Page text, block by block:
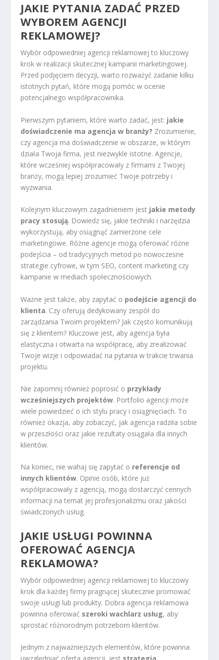
JAKIE PYTANIA ZADAĆ PRZED
WYBOREM AGENCJI
REKLAMOWEJ?
Wybór odpowiedniej agencji reklamowej to kluczowy
krok w realizacji skutecznej kampanii marketingowej.
Przed podjęciem decyzji, warto rozważyć zadanie kilku
istotnych pytań, które mogą pomóc w ocenie
potencjalnego współpracownika.
Pierwszym pytaniem, które warto zadać, jest: jakie
doświadczenie ma agencja w branży? Zrozumienie,
czy agencja ma doświadczenie w obszarze, w którym
działa Twoja firma, jest niezwykle istotne. Agencje,
które wcześniej współpracowały z firmami z Twojej
branży, mogą lepiej zrozumieć Twoje potrzeby i
wyzwania.
Kolejnym kluczowym zagadnieniem jest jakie metody
pracy stosują. Dowiedz się, jakie techniki i narzędzia
wykorzystują, aby osiągnąć zamierzone cele
marketingowe. Różne agencje mogą oferować różne
podejścia – od tradycyjnych metod po nowoczesne
strategie cyfrowe, w tym SEO, content marketing czy
kampanie w mediach społecznościowych.
Ważne jest także, aby zapytać o podejście agencji do
klienta. Czy oferują dedykowany zespół do
zarządzania Twoim projektem? Jak często komunikują
się z klientem? Kluczowe jest, aby agencja była
elastyczna i otwarta na współpracę, aby zrealizować
Twoje wizje i odpowiadać na pytania w trakcie trwania
projektu.
Nie zapomnij również poprosić o przykłady
wcześniejszych projektów. Portfolio agencji może
wiele powiedzieć o ich stylu pracy i osiągnięciach. To
również okazja, aby zobaczyć, jak agencja radziła sobie
w przeszłości oraz jakie rezultaty osiągała dla innych
klientów.
Na koniec, nie wahaj się zapytać o referencje od
innych klientów. Opinie osób, które już
współpracowały z agencją, mogą dostarczyć cennych
informacji na temat jej profesjonalizmu oraz jakości
świadczonych usług.
JAKIE USŁUGI POWINNA
OFEROWAĆ AGENCJA
REKLAMOWA?
Wybór odpowiedniej agencji reklamowej to kluczowy
krok dla każdej firmy pragnącej skutecznie promować
swoje usługi lub produkty. Dobra agencja reklamowa
powinna oferować szeroki wachlarz usług, aby
sprostać różnorodnym potrzebom klientów.
Jednym z najważniejszych elementów, które powinna